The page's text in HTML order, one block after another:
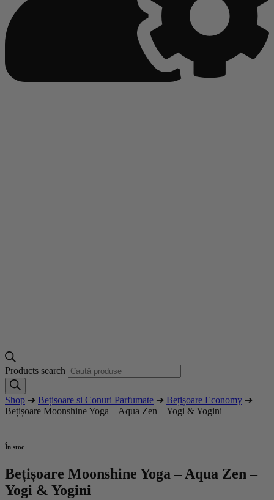
Products search
Shop ➔ Bețisoare si Conuri Parfumate ➔ Bețișoare Economy ➔
Bețișoare Moonshine Yoga – Aqua Zen – Yogi & Yogini
În stoc
Bețișoare Moonshine Yoga – Aqua Zen –
Yogi & Yogini